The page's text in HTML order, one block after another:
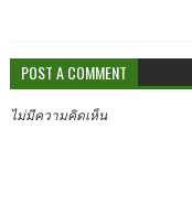
POST A COMMENT
ไม่มีความคิดเห็น